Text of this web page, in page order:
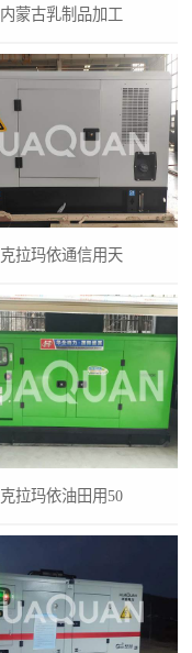
内蒙古乳制品加工
克拉玛依通信用天
克拉玛依油田用50